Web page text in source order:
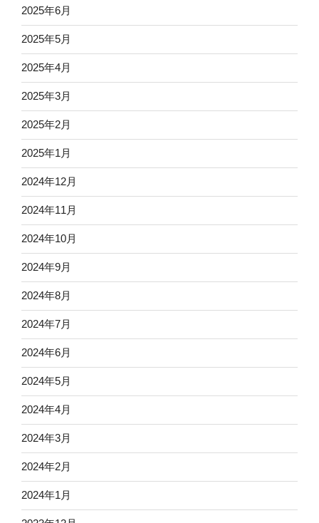
2025年6月
2025年5月
2025年4月
2025年3月
2025年2月
2025年1月
2024年12月
2024年11月
2024年10月
2024年9月
2024年8月
2024年7月
2024年6月
2024年5月
2024年4月
2024年3月
2024年2月
2024年1月